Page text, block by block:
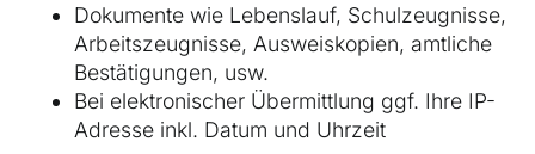
Dokumente wie Lebenslauf, Schulzeugnisse,
Arbeitszeugnisse, Ausweiskopien, amtliche
Bestätigungen, usw.
Bei elektronischer Übermittlung ggf. Ihre IP-
Adresse inkl. Datum und Uhrzeit